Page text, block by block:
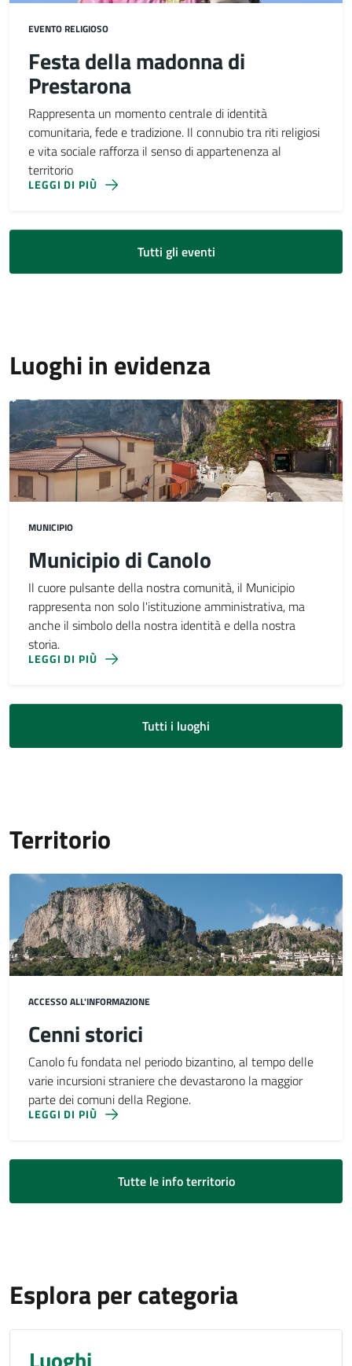
EVENTO RELIGIOSO
Festa della madonna di
Prestarona
Rappresenta un momento centrale di identità
comunitaria, fede e tradizione. Il connubio tra riti religiosi
e vita sociale rafforza il senso di appartenenza al
territorio
LEGGI DI PIÙ
Tutti gli eventi
Luoghi in evidenza
MUNICIPIO
Municipio di Canolo
Il cuore pulsante della nostra comunità, il Municipio
rappresenta non solo l'istituzione amministrativa, ma
anche il simbolo della nostra identità e della nostra
storia.
LEGGI DI PIÙ
Tutti i luoghi
Territorio
ACCESSO ALL'INFORMAZIONE
Cenni storici
Canolo fu fondata nel periodo bizantino, al tempo delle
varie incursioni straniere che devastarono la maggior
parte dei comuni della Regione.
LEGGI DI PIÙ
Tutte le info territorio
Esplora per categoria